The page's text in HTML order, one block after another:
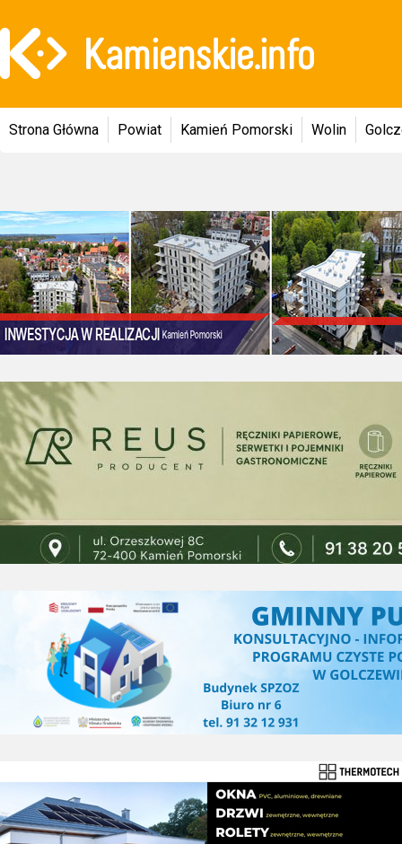
Strona Główna Powiat Kamień Pomorski Wolin